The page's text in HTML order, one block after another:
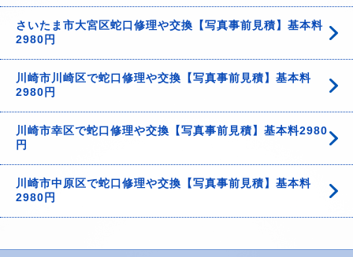
さいたま市大宮区蛇口修理や交換【写真事前見積】基本料
2980円
川崎市川崎区で蛇口修理や交換【写真事前見積】基本料
2980円
川崎市幸区で蛇口修理や交換【写真事前見積】基本料2980
円
川崎市中原区で蛇口修理や交換【写真事前見積】基本料
2980円